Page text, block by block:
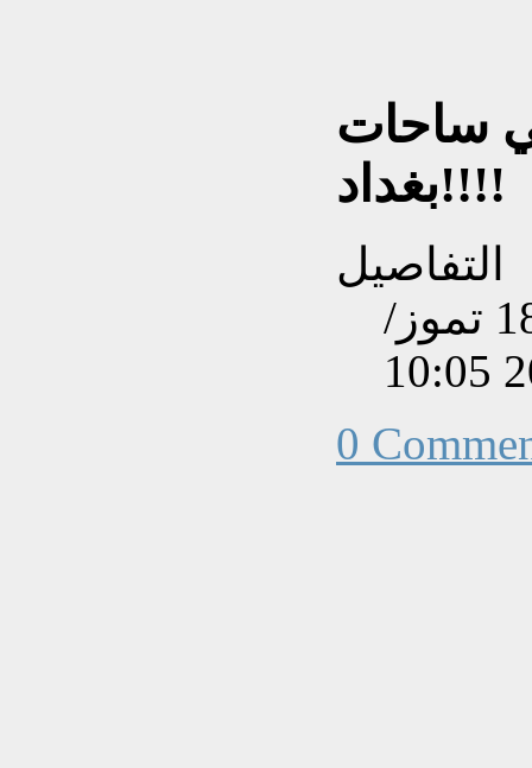
ساحات
بغداد!!!!
التفاصيل
تم إنشاءه بتاريخ الخميس, 18 تموز/
0